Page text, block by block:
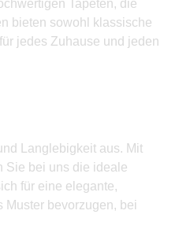
Tapeten, die
bieten sowohl klassische
jedes Zuhause und jeden
Langlebigkeit aus. Mit
Sie bei uns die ideale
für eine elegante,
Muster bevorzugen, bei